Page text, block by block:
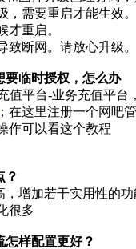
，需要重启才能生效
才重启。
致断网。请放心升级。
要临时授权，怎么办
值平台-业务充值平台，
；在这里注册一个网吧
作可以看这个教程
？
，增加若干实用性的
很多
怎样配置更好？